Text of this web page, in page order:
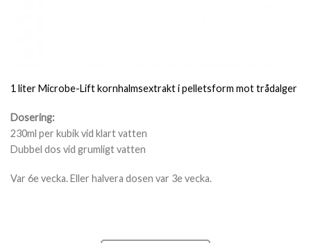
1 liter Microbe-Lift kornhalmsextrakt i pelletsform mot trådalger
Dosering:
230ml per kubik vid klart vatten
Dubbel dos vid grumligt vatten
Var 6e vecka. Eller halvera dosen var 3e vecka.